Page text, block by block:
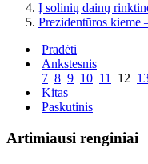
Į solinių dainų
Prezidentūros kieme
Pradėti
Ankstesnis
7 8 9 10 11 12
Kitas
Paskutinis
Artimiausi renginiai